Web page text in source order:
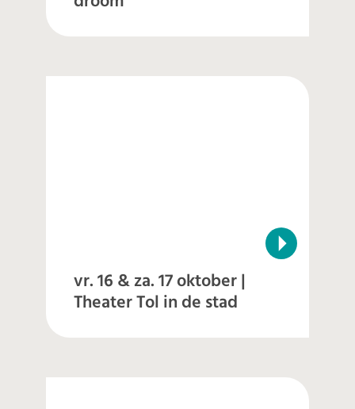
vr. 16 & za. 17 oktober |
Theater Tol in de stad